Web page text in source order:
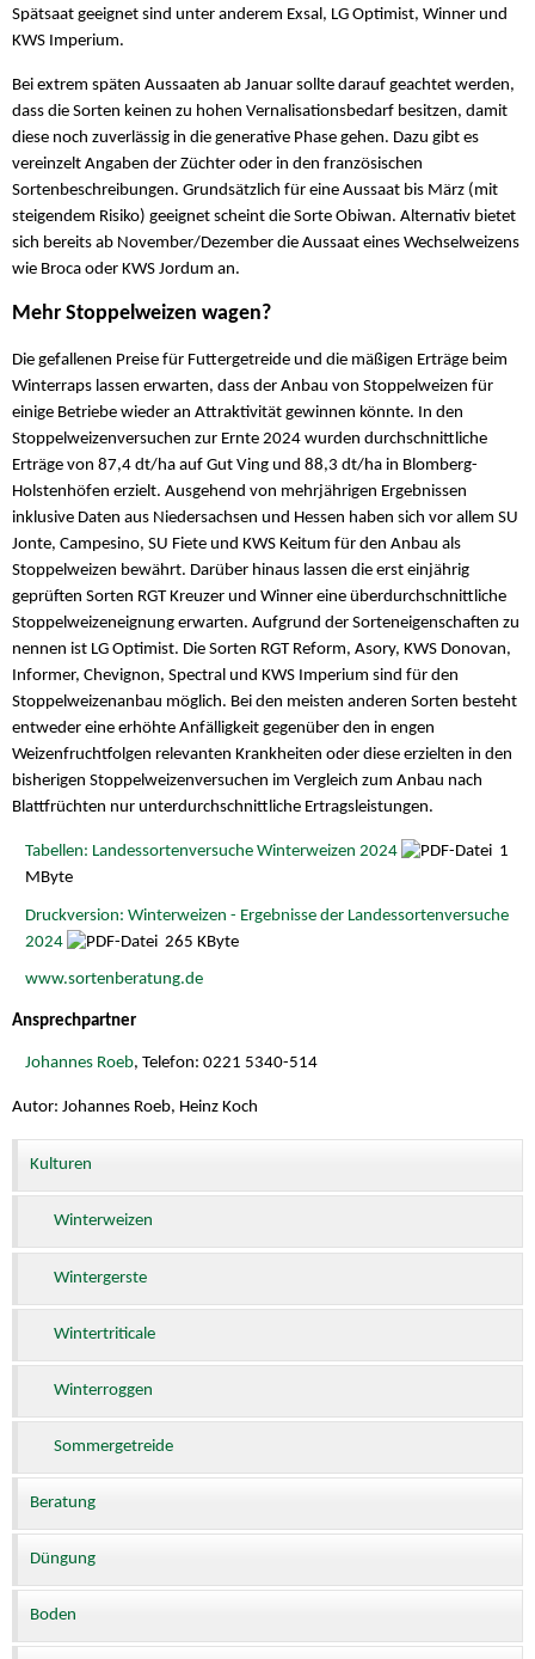
Spätsaat geeignet sind unter anderem Exsal, LG Optimist, Winner und
KWS Imperium.
Bei extrem späten Aussaaten ab Januar sollte darauf geachtet werden,
dass die Sorten keinen zu hohen Vernalisationsbedarf besitzen, damit
diese noch zuverlässig in die generative Phase gehen. Dazu gibt es
vereinzelt Angaben der Züchter oder in den französischen
Sortenbeschreibungen. Grundsätzlich für eine Aussaat bis März (mit
steigendem Risiko) geeignet scheint die Sorte Obiwan. Alternativ bietet
sich bereits ab November/Dezember die Aussaat eines Wechselweizens
wie Broca oder KWS Jordum an.
Mehr Stoppelweizen wagen?
Die gefallenen Preise für Futtergetreide und die mäßigen Erträge beim
Winterraps lassen erwarten, dass der Anbau von Stoppelweizen für
einige Betriebe wieder an Attraktivität gewinnen könnte. In den
Stoppelweizenversuchen zur Ernte 2024 wurden durchschnittliche
Erträge von 87,4 dt/ha auf Gut Ving und 88,3 dt/ha in Blomberg-
Holstenhöfen erzielt. Ausgehend von mehrjährigen Ergebnissen
inklusive Daten aus Niedersachsen und Hessen haben sich vor allem SU
Jonte, Campesino, SU Fiete und KWS Keitum für den Anbau als
Stoppelweizen bewährt. Darüber hinaus lassen die erst einjährig
geprüften Sorten RGT Kreuzer und Winner eine überdurchschnittliche
Stoppelweizeneignung erwarten. Aufgrund der Sorteneigenschaften zu
nennen ist LG Optimist. Die Sorten RGT Reform, Asory, KWS Donovan,
Informer, Chevignon, Spectral und KWS Imperium sind für den
Stoppelweizenanbau möglich. Bei den meisten anderen Sorten besteht
entweder eine erhöhte Anfälligkeit gegenüber den in engen
Weizenfruchtfolgen relevanten Krankheiten oder diese erzielten in den
bisherigen Stoppelweizenversuchen im Vergleich zum Anbau nach
Blattfrüchten nur unterdurchschnittliche Ertragsleistungen.
Tabellen: Landessortenversuche Winterweizen 2024
1
MByte
Druckversion: Winterweizen - Ergebnisse der Landessortenversuche
2024
265 KByte
www.sortenberatung.de
Ansprechpartner
Johannes Roeb, Telefon: 0221 5340-514
Autor: Johannes Roeb, Heinz Koch
Kulturen
Winterweizen
Wintergerste
Wintertriticale
Winterroggen
Sommergetreide
Beratung
Düngung
Boden